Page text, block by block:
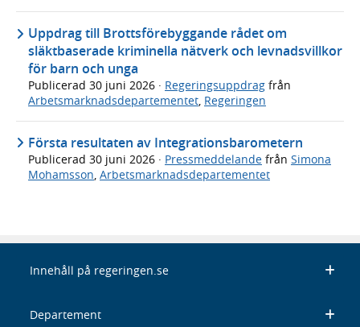
Uppdrag till Brottsförebyggande rådet om
släktbaserade kriminella nätverk och levnadsvillkor
för barn och unga
Publicerad 30 juni 2026 · Regeringsuppdrag från
Arbetsmarknadsdepartementet, Regeringen
Första resultaten av Integrationsbarometern
Publicerad 30 juni 2026 · Pressmeddelande från Simona
Mohamsson, Arbetsmarknadsdepartementet
Innehåll på regeringen.se
Departement